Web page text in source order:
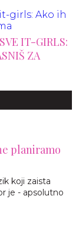
IT-GIRLS:
ZA
planiramo
koji zaista
je - apsolutno